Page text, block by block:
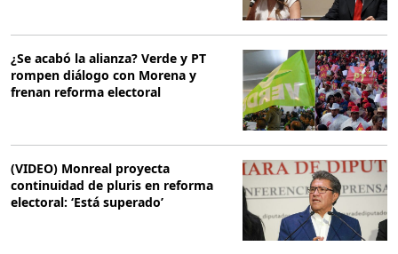
¿Se acabó la alianza? Verde y PT
rompen diálogo con Morena y
frenan reforma electoral
(VIDEO) Monreal proyecta
continuidad de pluris en reforma
electoral: ‘Está superado’